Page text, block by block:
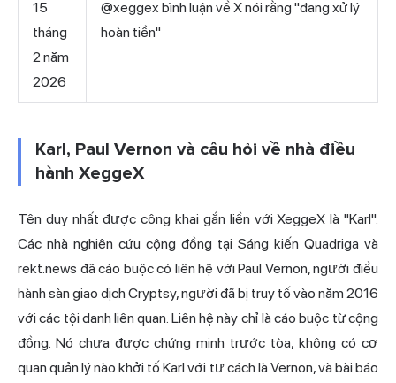
15
tháng
2 năm
2026
@xeggex bình luận về X nói rằng "đang xử lý
hoàn tiền"
Karl, Paul Vernon và câu hỏi về nhà điều
hành XeggeX
Tên duy nhất được công khai gắn liền với XeggeX là "Karl".
Các nhà nghiên cứu cộng đồng tại Sáng kiến Quadriga và
rekt.news đã cáo buộc có liên hệ với Paul Vernon, người điều
hành sàn giao dịch Cryptsy, người đã bị truy tố vào năm 2016
với các tội danh liên quan. Liên hệ này chỉ là cáo buộc từ cộng
đồng. Nó chưa được chứng minh trước tòa, không có cơ
quan quản lý nào khởi tố Karl với tư cách là Vernon, và bài báo